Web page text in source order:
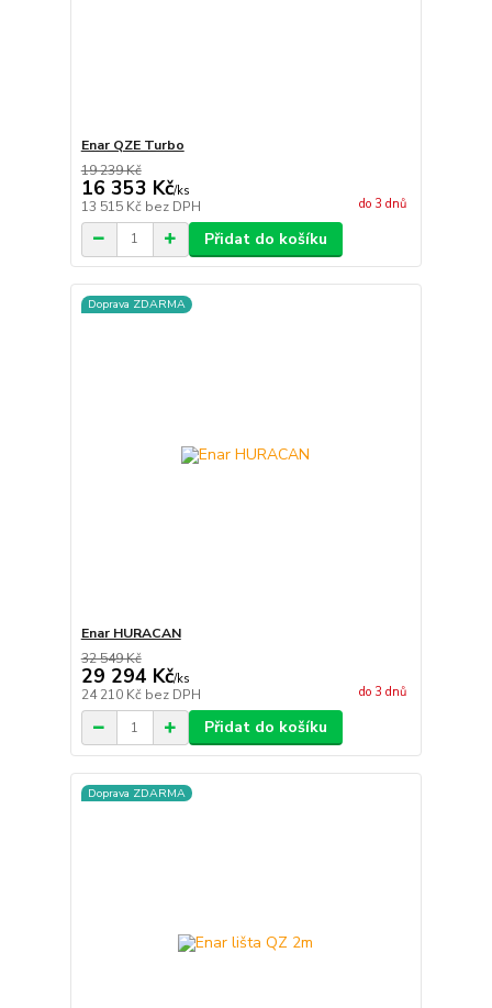
Enar QZE Turbo
19 239 Kč
16 353 Kč/ks
13 515 Kč bez DPH do 3 dnů
Přidat do košíku
Doprava ZDARMA
Enar HURACAN
32 549 Kč
29 294 Kč/ks
24 210 Kč bez DPH do 3 dnů
Přidat do košíku
Doprava ZDARMA